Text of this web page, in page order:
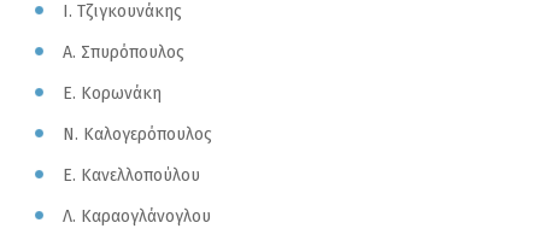
Ι. Τζιγκουνάκης
Α. Σπυρόπουλος
Ε. Κορωνάκη
Ν. Καλογερόπουλος
Ε. Κανελλοπούλου
Λ. Καραογλάνογλου